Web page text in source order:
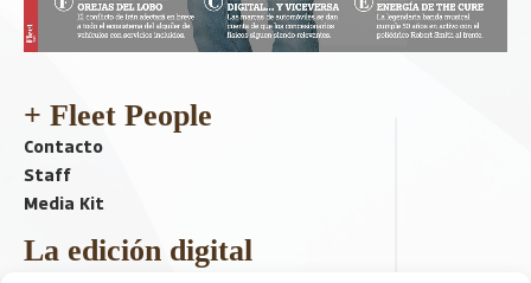
+ Fleet People
Contacto
Staff
Media Kit
La edición digital